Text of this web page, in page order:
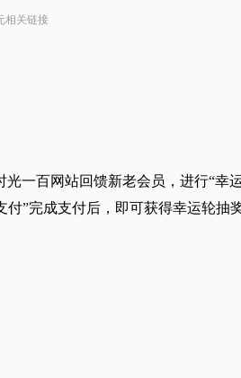
相关链接
一百网站回馈新老会员，进行“幸
”完成支付后，即可获得幸运轮抽